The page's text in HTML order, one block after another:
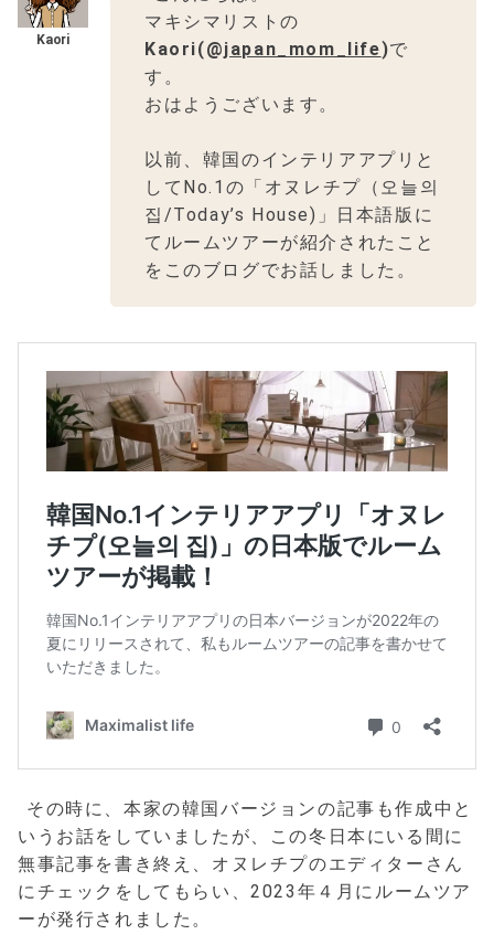
マキシマリストの
Kaori(@japan_mom_life)で
す。
おはようございます。
以前、韓国のインテリアアプリと
してNo.1の「オヌレチプ（오늘의
집/Today’s House)」日本語版に
てルームツアーが紹介されたこと
をこのブログでお話しました。
その時に、本家の韓国バージョンの記事も作成中と
いうお話をしていましたが、この冬日本にいる間に
無事記事を書き終え、オヌレチプのエディターさん
にチェックをしてもらい、2023年４月にルームツア
ーが発行されました。